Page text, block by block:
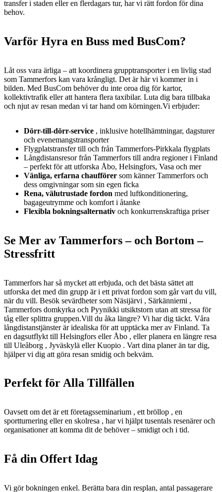
transfer i staden eller en flerdagars tur, har vi rätt fordon för dina
behov.
Varför Hyra en Buss med BusCom?
Låt oss vara ärliga – att koordinera grupptransporter i en livlig stad
som Tammerfors kan vara krångligt. Det är här vi kommer in i
bilden. Med BusCom behöver du inte oroa dig för kartor,
kollektivtrafik eller att hantera flera taxibilar. Luta dig bara tillbaka
och njut av resan medan vi tar hand om körningen.Vi erbjuder:
Dörr-till-dörr-service , inklusive hotellhämtningar, dagsturer
och evenemangstransporter
Flygplatstransfer till och från Tammerfors-Pirkkala flygplats
Långdistansresor från Tammerfors till andra regioner i Finland
– perfekt för att utforska Åbo, Helsingfors, Vasa och mer
Vänliga, erfarna chaufförer som känner Tammerfors och
dess omgivningar som sin egen ficka
Rena, välutrustade fordon med luftkonditionering,
bagageutrymme och komfort i åtanke
Flexibla bokningsalternativ och konkurrenskraftiga priser
Se Mer av Tammerfors – och Bortom –
Stressfritt
Tammerfors har så mycket att erbjuda, och det bästa sättet att
utforska det med din grupp är i ett privat fordon som går vart du vill,
när du vill. Besök sevärdheter som Näsijärvi , Särkänniemi ,
Tammerfors domkyrka och Pyynikki utsiktstorn utan att stressa för
tåg eller splittra gruppen.Vill du åka längre? Vi har dig täckt. Våra
långdistanstjänster är idealiska för att upptäcka mer av Finland. Ta
en dagsutflykt till Helsingfors eller Åbo , eller planera en längre resa
till Uleåborg , Jyväskylä eller Kuopio . Vart dina planer än tar dig,
hjälper vi dig att göra resan smidig och bekväm.
Perfekt för Alla Tillfällen
Oavsett om det är ett företagsseminarium , ett bröllop , en
sportturnering eller en skolresa , har vi hjälpt tusentals resenärer och
organisationer att komma dit de behöver – smidigt och i tid.
Få din Offert Idag
Vi gör bokningen enkel. Berätta bara din resplan, antal passagerare